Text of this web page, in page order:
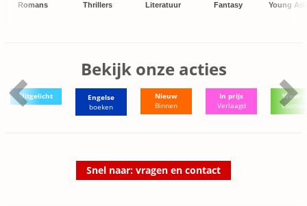
Romans Thrillers Literatuur Fantasy Young
Bekijk onze acties
Uitgelicht
Engelse
boeken
Nieuw
Binnen
In prijs
Verlaagd
Weer
Snel naar: vragen en contact